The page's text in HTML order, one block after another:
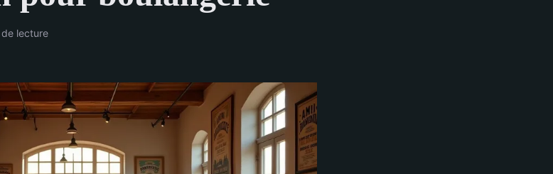
lecture